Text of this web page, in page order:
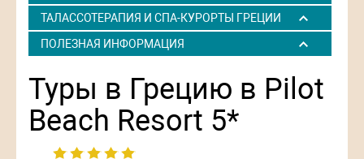
ТАЛАССОТЕРАПИЯ И СПА-КУРОРТЫ ГРЕЦИИ
ПОЛЕЗНАЯ ИНФОРМАЦИЯ
Туры в Грецию в Pilot
Beach Resort 5*